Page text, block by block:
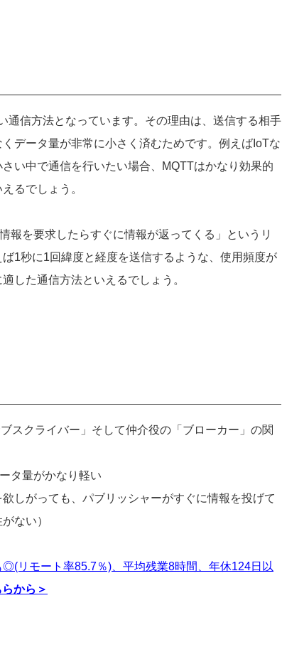
通信方法となっています。その理由は、送信する相手
データ量が非常に小さく済むためです。例えば IoTな
い中で通信を行いたい場合、
MQTTはかなり効果的
るでしょう。
報を要求したらすぐに情報が返ってくる」というリ
ば1秒に1回緯度と経度を送信するような、使用頻度が
した通信方法といえるでしょう。
スクライバー」そして仲介役の「ブローカー」の関
タ量がかなり軽い
しがっても、パブリッシャーがすぐに情報を投げて
ない）
◎(リモート率85.7％)、平均残業8時間、年休124日以
から＞